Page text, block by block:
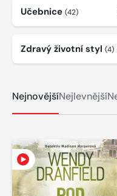
Učebnice (42)
Zdravý životní styl (4)
NejnovějšíNejlevnější